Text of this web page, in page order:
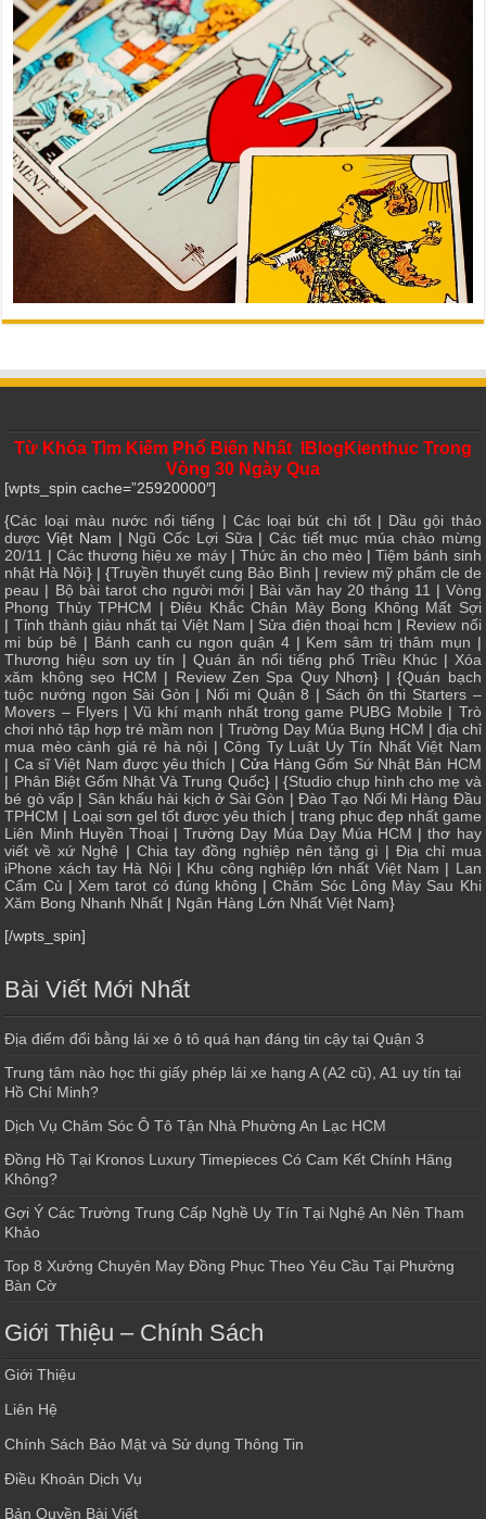
Từ Khóa Tìm Kiếm Phổ Biến Nhất IBlogKienthuc Trong
Vòng 30 Ngày Qua
[wpts_spin cache=”25920000″]
{Các loại màu nước nổi tiếng | Các loại bút chì tốt| Dầu gội thảo
dược Việt Nam | Ngũ Cốc Lợi Sữa | Các tiết mục múa chào mừng
20/11 | Các thương hiệu xe máy|Thức ăn cho mèo|Tiệm bánh sinh
nhật Hà Nội} | {Truyền thuyết cung Bảo Bình | review mỹ phẩm cle de
peau | Bộ bài tarot cho người mới| Bài văn hay 20 tháng 11 | Vòng
Phong Thủy TPHCM |Điêu Khắc Chân Mày Bong Không Mất Sợi
| Tỉnh thành giàu nhất tại Việt Nam | Sửa điện thoại hcm | Review nối
mi búp bê | Bánh canh cu ngon quận 4| Kem sâm trị thâm mụn |
Thương hiệu sơn uy tín | Quán ăn nổi tiếng phố Triều Khúc| Xóa
xăm không sẹo HCM | Review Zen Spa Quy Nhơn} | {Quán bạch
tuộc nướng ngon Sài Gòn | Nối mi Quận 8 | Sách ôn thi Starters –
Movers – Flyers| Vũ khí mạnh nhất trong game PUBG Mobile | Trò
chơi nhỏ tập hợp trẻ mầm non | Trường Dạy Múa Bụng HCM | địa chỉ
mua mèo cảnh giá rẻ hà nội |Công Ty Luật Uy Tín Nhất Việt Nam
| Ca sĩ Việt Nam được yêu thích | Cửa Hàng Gốm Sứ Nhật Bản HCM
| Phân Biệt Gốm Nhật Và Trung Quốc} | {Studio chụp hình cho mẹ và
bé gò vấp | Sân khấu hài kịch ở Sài Gòn |Đào Tạo Nối Mi Hàng Đầu
TPHCM | Loại sơn gel tốt được yêu thích | trang phục đẹp nhất game
Liên Minh Huyền Thoại|Trường Dạy Múa Dạy Múa HCM |thơ hay
viết về xứ Nghệ | Chia tay đồng nghiệp nên tặng gì | Địa chỉ mua
iPhone xách tay Hà Nội| Khu công nghiệp lớn nhất Việt Nam | Lan
Cẩm Cù | Xem tarot có đúng không |Chăm Sóc Lông Mày Sau Khi
Xăm Bong Nhanh Nhất | Ngân Hàng Lớn Nhất Việt Nam}
[/wpts_spin]
Bài Viết Mới Nhất
Địa điểm đổi bằng lái xe ô tô quá hạn đáng tin cậy tại Quận 3
Trung tâm nào học thi giấy phép lái xe hạng A (A2 cũ), A1 uy tín tại
Hồ Chí Minh?
Dịch Vụ Chăm Sóc Ô Tô Tận Nhà Phường An Lạc HCM
Đồng Hồ Tại Kronos Luxury Timepieces Có Cam Kết Chính Hãng
Không?
Gợi Ý Các Trường Trung Cấp Nghề Uy Tín Tại Nghệ An Nên Tham
Khảo
Top 8 Xưởng Chuyên May Đồng Phục Theo Yêu Cầu Tại Phường
Bàn Cờ
Giới Thiệu – Chính Sách
Giới Thiệu
Liên Hệ
Chính Sách Bảo Mật và Sử dụng Thông Tin
Điều Khoản Dịch Vụ
Bản Quyền Bài Viết